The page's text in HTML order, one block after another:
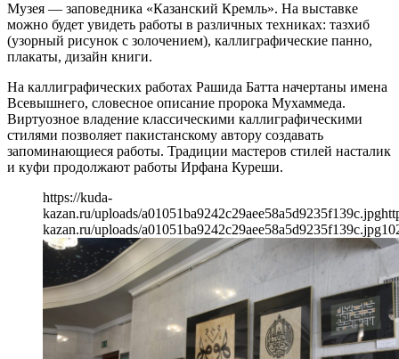
Музея — заповедника «Казанский Кремль». На выставке
можно будет увидеть работы в различных техниках: тазхиб
(узорный рисунок с золочением), каллиграфические панно,
плакаты, дизайн книги.
На каллиграфических работах Рашида Батта начертаны имена
Всевышнего, словесное описание пророка Мухаммеда.
Виртуозное владение классическими каллиграфическими
стилями позволяет пакистанскому автору создавать
запоминающиеся работы. Традиции мастеров стилей насталик
и куфи продолжают работы Ирфана Куреши.
https://kuda-
kazan.ru/uploads/a01051ba9242c29aee58a5d9235f139c.jpg
kazan.ru/uploads/a01051ba9242c29aee58a5d9235f139c.jpg